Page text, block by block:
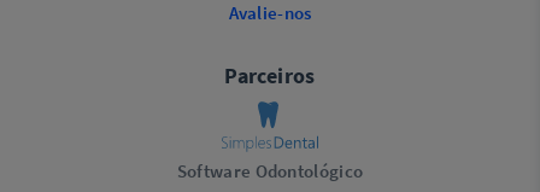
Avalie-nos
Parceiros
Software Odontológico